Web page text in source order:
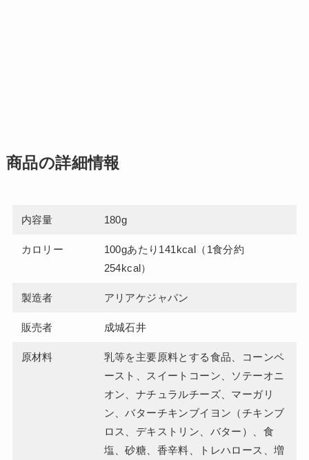
商品の詳細情報
内容量 180g
カロリー
100gあたり141kcal（1食分約
254kcal）
製造者 アリアケジャパン
販売者 成城石井
原材料
乳等を主要原料とする食品、コーンペ
ースト、スイートコーン、ソテーオニ
オン、ナチュラルチーズ、マーガリ
ン、バターチキンブイヨン（チキンブ
ロス、デキストリン、バター）、食
塩、砂糖、香辛料、トレハロース、増